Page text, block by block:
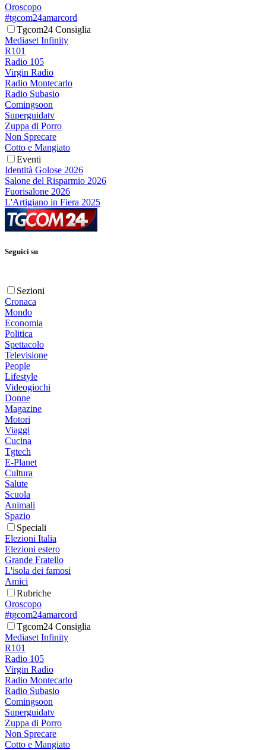
Oroscopo
#tgcom24amarcord
Tgcom24 Consiglia
Mediaset Infinity
R101
Radio 105
Virgin Radio
Radio Montecarlo
Radio Subasio
Comingsoon
Superguidatv
Zuppa di Porro
Non Sprecare
Cotto e Mangiato
Eventi
Identità Golose 2026
Salone del Risparmio 2026
Fuorisalone 2026
L'Artigiano in Fiera 2025
Seguici su
Sezioni
Cronaca
Mondo
Economia
Politica
Spettacolo
Televisione
People
Lifestyle
Videogiochi
Donne
Magazine
Motori
Viaggi
Cucina
Tgtech
E-Planet
Cultura
Salute
Scuola
Animali
Spazio
Speciali
Elezioni Italia
Elezioni estero
Grande Fratello
L'isola dei famosi
Amici
Rubriche
Oroscopo
#tgcom24amarcord
Tgcom24 Consiglia
Mediaset Infinity
R101
Radio 105
Virgin Radio
Radio Montecarlo
Radio Subasio
Comingsoon
Superguidatv
Zuppa di Porro
Non Sprecare
Cotto e Mangiato